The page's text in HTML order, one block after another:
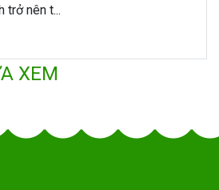
trở nên t...
XEM